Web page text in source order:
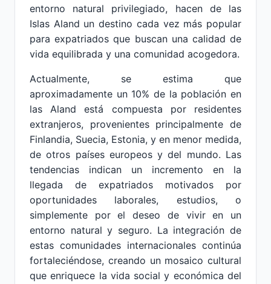
entorno natural privilegiado, hacen de las
Islas Aland un destino cada vez más popular
para expatriados que buscan una calidad de
vida equilibrada y una comunidad acogedora.
Actualmente, se estima que
aproximadamente un 10% de la población en
las Aland está compuesta por residentes
extranjeros, provenientes principalmente de
Finlandia, Suecia, Estonia, y en menor medida,
de otros países europeos y del mundo. Las
tendencias indican un incremento en la
llegada de expatriados motivados por
oportunidades laborales, estudios, o
simplemente por el deseo de vivir en un
entorno natural y seguro. La integración de
estas comunidades internacionales continúa
fortaleciéndose, creando un mosaico cultural
que enriquece la vida social y económica del